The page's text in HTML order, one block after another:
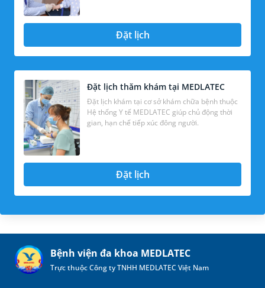
Đặt lịch
Đặt lịch thăm khám tại MEDLATEC
Đặt lịch khám tại cơ sở khám chữa bệnh thuộc
Hệ thống Y tế MEDLATEC giúp chủ động thời
gian, hạn chế tiếp xúc đông người.
Đặt lịch
Bệnh viện đa khoa MEDLATEC
Trực thuộc Công ty TNHH MEDLATEC Việt Nam